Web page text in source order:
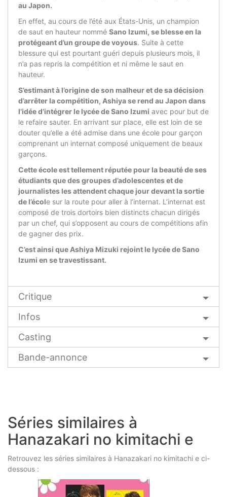
au Japon.
En effet, au cours de l’été aux États-Unis, un champion
de saut en hauteur nommé Sano Izumi, se blesse en la
protégeant d’un groupe de voyous. Suite à cette
blessure qui est pourtant guéri depuis plusieurs mois, il
n’a pas repris la compétition et ni même le saut en
hauteur.
S’estimant à l’origine de son malheur et de sa décision
d’arrêter la compétition, Ashiya se rend au Japon dans
l’idée d’intégrer le lycée de Sano Izumi avec pour but de
le refaire sauter. En arrivant sur place, elle est loin de se
douter qu’elle a été admise dans une école pour garçon
comprenant un internat composé uniquement de beaux
garçons.
Cette école est tellement réputée pour la beauté de ses
étudiants que des groupes d’adolescentes et de
journalistes les attendent chaque jour devant la sortie
de l’école sur la route pour aller à l’internat. L’internat est
composé de trois dortoirs bien distincts chacun dirigés
par un chef, qui s’opposent au cours de compétitions afin
de gagner des prix.
C’est ainsi que Ashiya Mizuki rejoint le lycée de Sano
Izumi en se travestissant.
Critique
Infos
Casting
Bande-annonce
Séries similaires à
Hanazakari no kimitachi e
Retrouvez les séries similaires à Hanazakari no kimitachi e ci-
dessous :